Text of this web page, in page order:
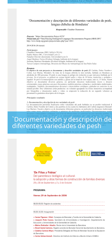
`Documentación y descripción de
diferentes variedades de pesh